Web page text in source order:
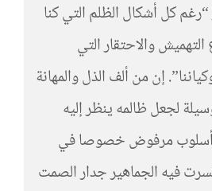
“رغم كل أشكال الظلم التي كنا
التهميش والاحتقار التي
إن من ألف الذل والمهانة
لجعل ظالمه ينظر إليه
أسلوب مرفوض خصوصا في
فيه الجماهير جدار الصمت